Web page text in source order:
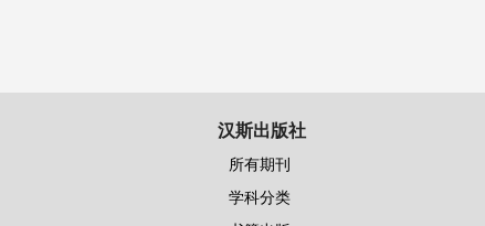
汉斯出版社
所有期刊
学科分类